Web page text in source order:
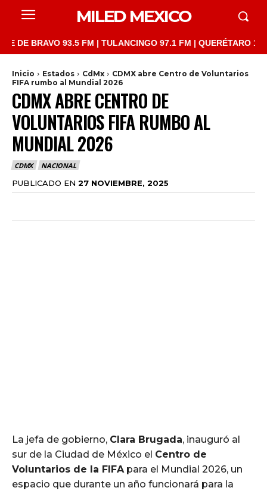
MILED MEXICO
93.5 FM | TULANCINGO 97.1 FM | QUERÉTARO 103.1
Inicio Estados CdMx
CDMX abre Centro de Voluntarios
FIFA rumbo al Mundial 2026
CDMX ABRE CENTRO DE
VOLUNTARIOS FIFA RUMBO AL
MUNDIAL 2026
CDMX NACIONAL
PUBLICADO EN 27 NOVIEMBRE, 2025
La jefa de gobierno, Clara Brugada, inauguró al
sur de la Ciudad de México el Centro de
Voluntarios de la FIFA para el Mundial 2026, un
espacio que durante un año funcionará para la